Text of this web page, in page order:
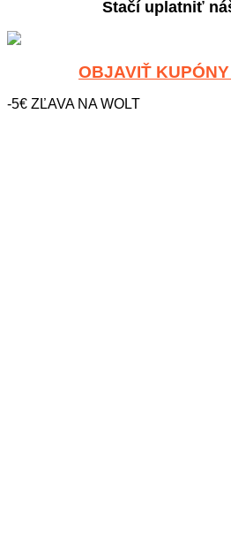
Stačí uplatniť
OBJAVIŤ
-5€ ZĽAVA NA WOLT